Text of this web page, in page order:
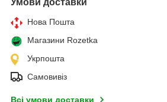
Нова Пошта
Магазини Rozetka
Укрпошта
Самовивіз
Всі умови доставки